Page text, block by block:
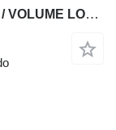
SID Volume bucket / Volumenschaufel / VOLUME LOADER BUCKET1,0m3 (LO-